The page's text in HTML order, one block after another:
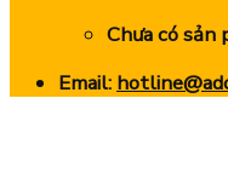
Chưa có sản
Email: